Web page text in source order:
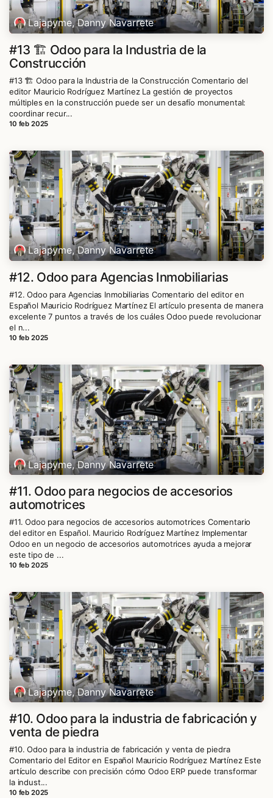
Lajapyme, Danny Navarrete
#13 🏗️ Odoo para la Industria de la
Construcción
#13 🏗️ Odoo para la Industria de la Construcción Comentario del
editor Mauricio Rodríguez Martínez La gestión de proyectos
múltiples en la construcción puede ser un desafío monumental:
coordinar recur...
10 feb 2025
Lajapyme, Danny Navarrete
#12. Odoo para Agencias Inmobiliarias
#12. Odoo para Agencias Inmobiliarias Comentario del editor en
Español Mauricio Rodríguez Martínez El artículo presenta de manera
excelente 7 puntos a través de los cuáles Odoo puede revolucionar
el n...
10 feb 2025
Lajapyme, Danny Navarrete
#11. Odoo para negocios de accesorios
automotrices
#11. Odoo para negocios de accesorios automotrices Comentario
del editor en Español. Mauricio Rodríguez Martínez Implementar
Odoo en un negocio de accesorios automotrices ayuda a mejorar
este tipo de ...
10 feb 2025
Lajapyme, Danny Navarrete
#10. Odoo para la industria de fabricación y
venta de piedra
#10. Odoo para la industria de fabricación y venta de piedra
Comentario del Editor en Español Mauricio Rodríguez Martínez Este
artículo describe con precisión cómo Odoo ERP puede transformar
la indust...
10 feb 2025